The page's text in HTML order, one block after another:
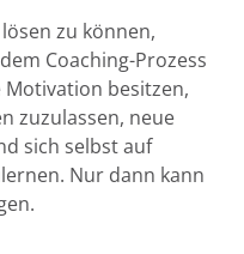
zu können,
Coaching-Prozess
besitzen,
zuzulassen, neue
sich selbst auf
Nur dann kann